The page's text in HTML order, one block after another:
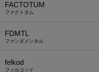
FACTOTUM
ファクトタム
FDMTL
ファンダメンタル
felkod
フィルコッド